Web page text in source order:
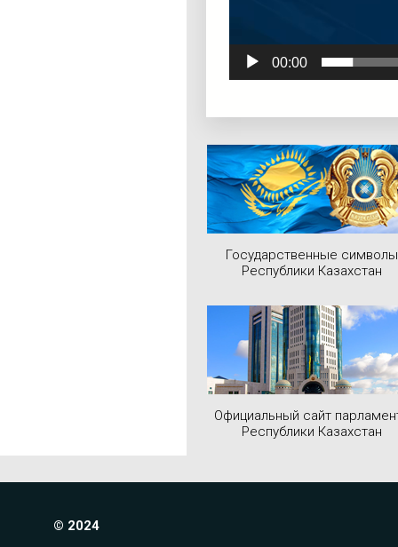
00:00
Государственные символы
Республики Казахстан
Официальный сайт
Республики Казахстан
© 2024